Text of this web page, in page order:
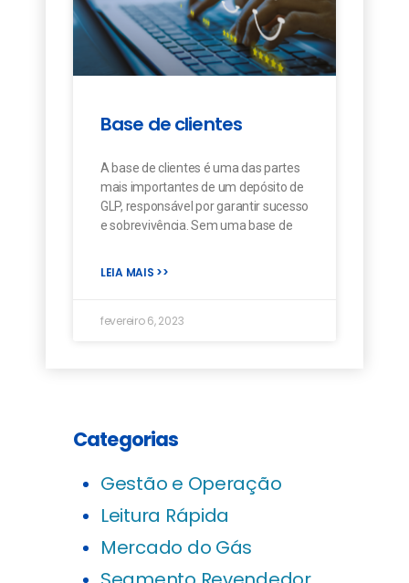
Base de clientes
A base de clientes é uma das partes
mais importantes de um depósito de
GLP, responsável por garantir sucesso
e sobrevivência. Sem uma base de
LEIA MAIS >>
fevereiro 6, 2023
Categorias
Gestão e Operação
Leitura Rápida
Mercado do Gás